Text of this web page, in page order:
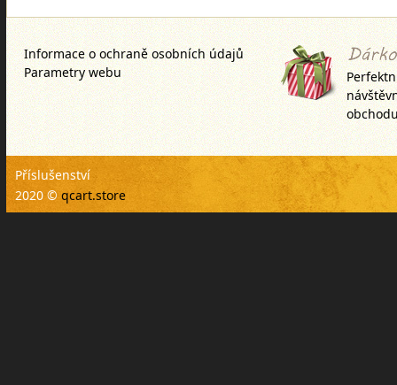
Informace o ochraně osobních údajů
Parametry webu
Příslušenství
2020 © qcart.store